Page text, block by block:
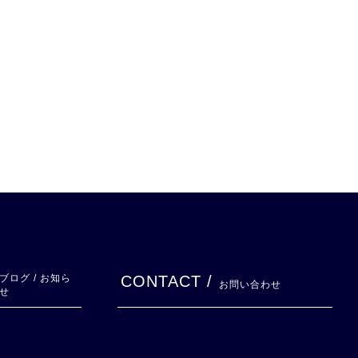
ブログ / お知ら
せ
CONTACT / お問い合わせ